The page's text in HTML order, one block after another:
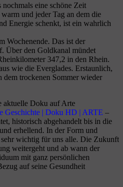
eine schöne Zeit
und jeder Tag an dem die
Energie schenkt, ist ein wahrlich
Wochenende. Das ist der
Über den Goldkanal mündet
347,2 in den Rhein.
wie die Everglades. Erstaunlich,
trockenen Sommer wieder
aktuelle Doku auf Arte
Geschichte | Doku HD | ARTE –
historisch abgehandelt bis in die
erhellend. In der Form und
wichtig für uns alle. Die Zukunft
weitergeht und ab wann der
mit ganz persönlichen
auf seine Gesundheit